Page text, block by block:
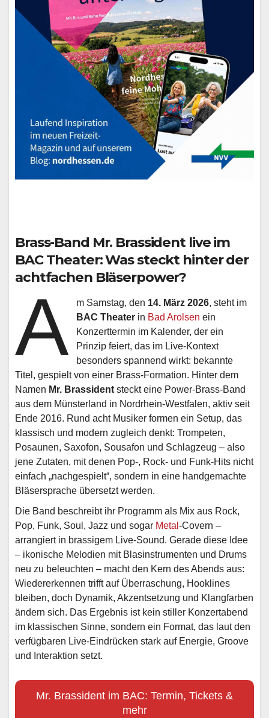
Brass-Band Mr. Brassident live im
BAC Theater: Was steckt hinter der
achtfachen Bläserpower?
A m Samstag, den 14. März 2026, steht im
BAC Theater in Bad Arolsen ein
Konzerttermin im Kalender, der ein
Prinzip feiert, das im Live-Kontext
besonders spannend wirkt: bekannte
Titel, gespielt von einer Brass-Formation. Hinter dem
Namen Mr. Brassident steckt eine Power-Brass-Band
aus dem Münsterland in Nordrhein-Westfalen, aktiv seit
Ende 2016. Rund acht Musiker formen ein Setup, das
klassisch und modern zugleich denkt: Trompeten,
Posaunen, Saxofon, Sousafon und Schlagzeug – also
jene Zutaten, mit denen Pop-, Rock- und Funk-Hits nicht
einfach „nachgespielt“, sondern in eine handgemachte
Bläsersprache übersetzt werden.
Die Band beschreibt ihr Programm als Mix aus Rock,
Pop, Funk, Soul, Jazz und sogar Metal -Covern –
arrangiert in brassigem Live-Sound. Gerade diese Idee
– ikonische Melodien mit Blasinstrumenten und Drums
neu zu beleuchten – macht den Kern des Abends aus:
Wiedererkennen trifft auf Überraschung, Hooklines
bleiben, doch Dynamik, Akzentsetzung und Klangfarben
ändern sich. Das Ergebnis ist kein stiller Konzertabend
im klassischen Sinne, sondern ein Format, das laut den
verfügbaren Live-Eindrücken stark auf Energie, Groove
und Interaktion setzt.
Mr. Brassident im BAC: Termin, Tickets &
mehr